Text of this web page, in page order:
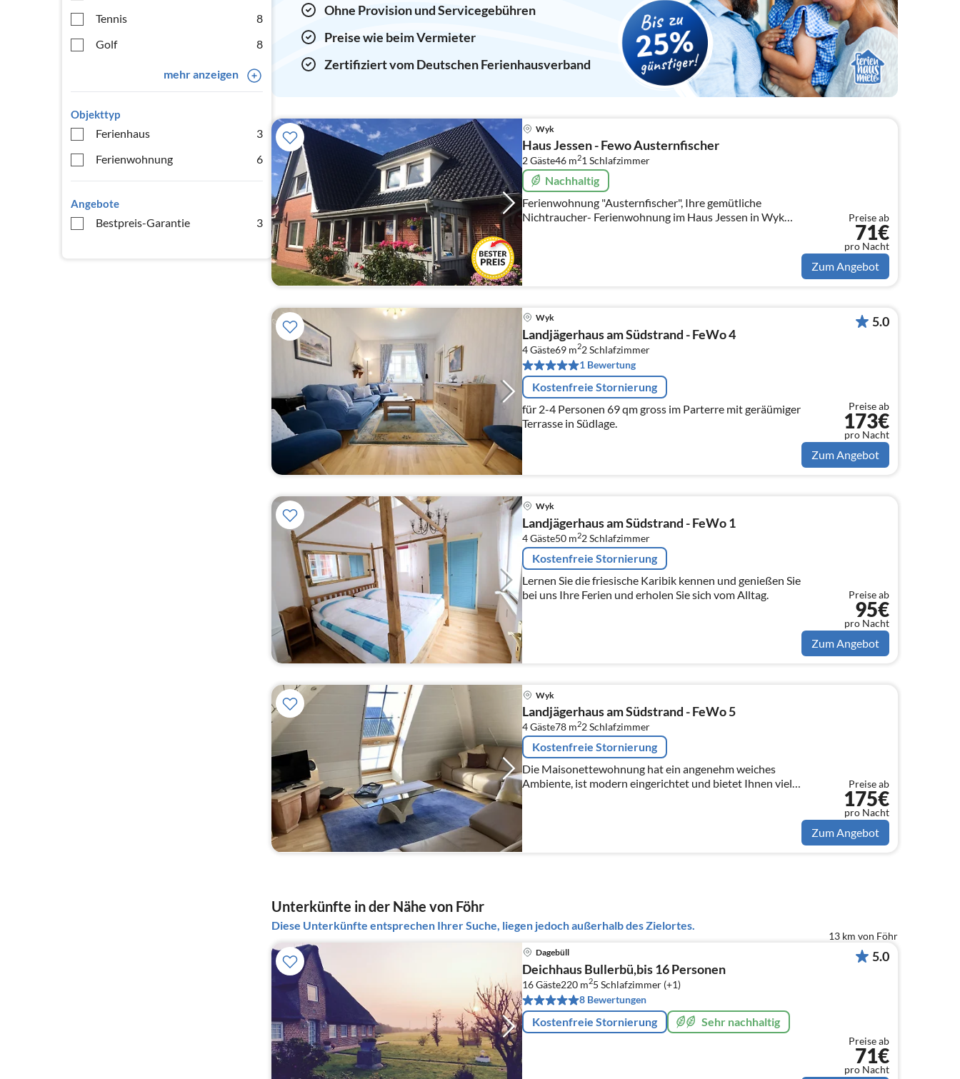
Tennis
8
Golf
8
mehr anzeigen
Objekttyp
Ferienhaus
3
Ferienwohnung
6
Angebote
Bestpreis-Garantie 3
Ohne Provision und Servicegebühren
Preise wie beim Vermieter
Zertifiziert vom Deutschen Ferienhausverband
Wyk
Haus Jessen - Fewo Austernfischer
2 Gäste46 m21Schlafzimmer
Nachhaltig
Ferienwohnung "Austernfischer", Ihre gemütliche
Nichtraucher- Ferienwohnung im Haus Jessen in Wyk
auf Föhr, 46 qm, ideal für 2 Personen. Noch frei vom
Preise ab
71€
pro Nacht
Zum Angebot
Wyk
Landjägerhaus am Südstrand - FeWo 4
4 Gäste69 m22Schlafzimmer
1 Bewertung
Kostenfreie Stornierung
für 2-4 Personen 69 qm gross im Parterre mit geräümiger
Terrasse in Südlage.
5.0
Preise ab
173€
pro Nacht
Zum Angebot
Wyk
Landjägerhaus am Südstrand - FeWo 1
4 Gäste50 m22Schlafzimmer
Kostenfreie Stornierung
Lernen Sie die friesische Karibik kennen und genießen Sie
bei uns Ihre Ferien und erholen Sie sich vom Alltag.
Preise ab
95€
pro Nacht
Zum Angebot
Wyk
Landjägerhaus am Südstrand - FeWo 5
4 Gäste78 m22Schlafzimmer
Kostenfreie Stornierung
Die Maisonettewohnung hat ein angenehm weiches
Ambiente, ist modern eingerichtet und bietet Ihnen viel
Platz für eine schöne und erholsame Zeit.
Preise ab
175€
pro Nacht
Zum Angebot
Unterkünfte in der Nähe von Föhr
Diese Unterkünfte entsprechen Ihrer Suche, liegen jedoch außerhalb des Zielortes.
13 km von Föhr
Dagebüll
Deichhaus Bullerbü,bis 16 Personen
16 Gäste220 m25 Schlafzimmer (+1)
8 Bewertungen
Kostenfreie Stornierung Sehr nachhaltig
5.0
Preise ab
71€
pro Nacht